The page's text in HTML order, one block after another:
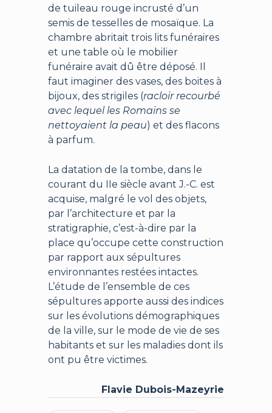
de tuileau rouge incrusté d’un
semis de tesselles de mosaïque. La
chambre abritait trois lits funéraires
et une table où le mobilier
funéraire avait dû être déposé. Il
faut imaginer des vases, des boites à
bijoux, des strigiles (racloir recourbé
avec lequel les Romains se
nettoyaient la peau) et des flacons
à parfum.
La datation de la tombe, dans le
courant du IIe siècle avant J.-C. est
acquise, malgré le vol des objets,
par l’architecture et par la
stratigraphie, c’est-à-dire par la
place qu’occupe cette construction
par rapport aux sépultures
environnantes restées intactes.
L’étude de l’ensemble de ces
sépultures apporte aussi des indices
sur les évolutions démographiques
de la ville, sur le mode de vie de ses
habitants et sur les maladies dont ils
ont pu être victimes.
Flavie Dubois-Mazeyrie